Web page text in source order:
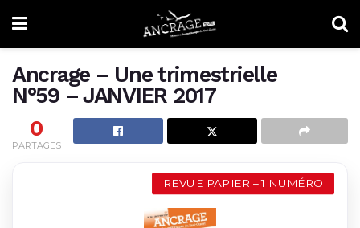
Ancrage – Une trimestrielle
N°59 – JANVIER 2017
0
PARTAGES
REVUE PAPIER – 1 NUMÉRO